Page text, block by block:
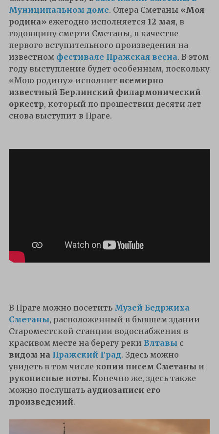
Муниципальном доме. Опера Сметаны «Моя
родина» ежегодно исполняется 12 мая, в
годовщину смерти Сметаны, в качестве
первого вступительного произведения на
известном фестивале Пражская весна. В этом
году выступление будет особенным, поскольку
«Мою родину» исполнит всемирно
известный Берлинский филармонический
оркестр, который по прошествии десяти лет
снова выступит в Праге.
В Праге можно посетить Музей Бедржиха
Сметаны, расположенный в бывшем здании
Староместской станции водоснабжения в
красивом месте на берегу реки Влтавы с
видом на Пражский Град. Здесь можно
увидеть в том числе копии писем Сметаны и
рукописные ноты. Конечно же, здесь также
можно послушать аудиозаписи его
произведений.